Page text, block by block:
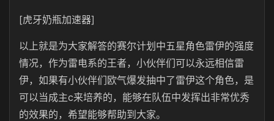
[虎牙奶瓶加速器]
以上就是为大家解答的赛尔计划中五星角色雷伊的强度
情况，作为雷电系的王者，小伙伴们可以永远相信雷
伊，如果有小伙伴们欧气爆发抽中了雷伊这个角色，是
可以当成主c来培养的，能够在队伍中发挥出非常优秀
的效果的，希望能够帮助到大家。